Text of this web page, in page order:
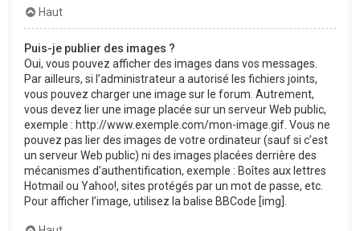
Haut
Puis-je publier des images ?
Oui, vous pouvez afficher des images dans vos messages.
Par ailleurs, si l’administrateur a autorisé les fichiers joints,
vous pouvez charger une image sur le forum. Autrement,
vous devez lier une image placée sur un serveur Web public,
exemple : http://www.exemple.com/mon-image.gif. Vous ne
pouvez pas lier des images de votre ordinateur (sauf si c’est
un serveur Web public) ni des images placées derrière des
mécanismes d’authentification, exemple : Boîtes aux lettres
Hotmail ou Yahoo!, sites protégés par un mot de passe, etc.
Pour afficher l’image, utilisez la balise BBCode [img].